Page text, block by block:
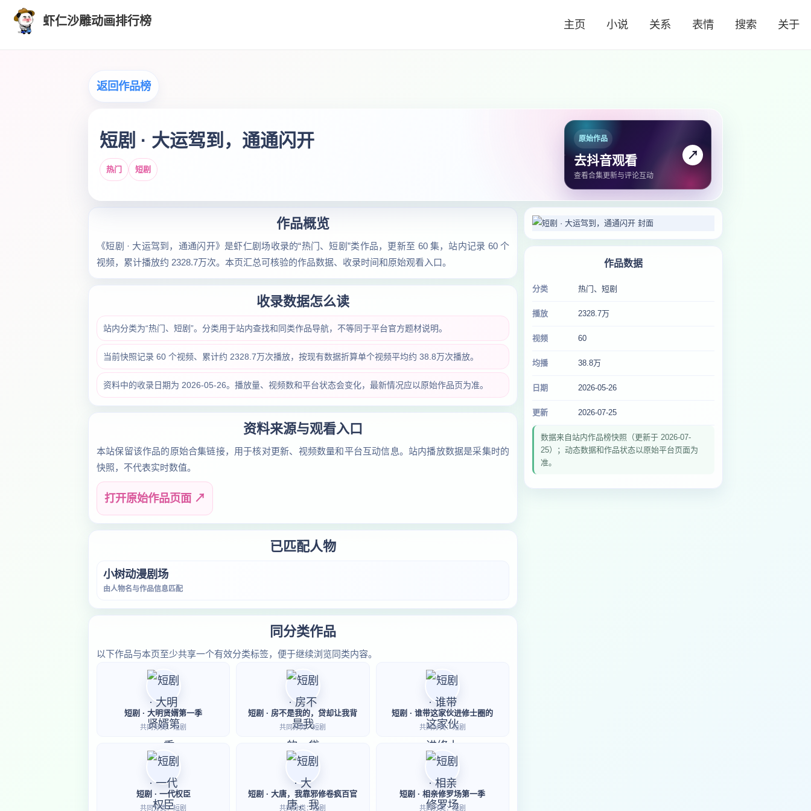
虾仁沙雕动画排行榜 主页 小说 关系 表情 搜索 关于
返回作品榜
短剧 · 大运驾到，通通闪开
热门 短剧
原始作品
去抖音观看
查看合集更新与评论互动
↗
作品概览
《短剧 · 大运驾到，通通闪开》是虾仁剧场收录的“热门、短剧”类作品，更新至 60 集，站内记录 60 个
视频，累计播放约 2328.7万次。本页汇总可核验的作品数据、收录时间和原始观看入口。
收录数据怎么读
站内分类为“热门、短剧”。分类用于站内查找和同类作品导航，不等同于平台官方题材说明。
当前快照记录 60 个视频、累计约 2328.7万次播放，按现有数据折算单个视频平均约 38.8万次播放。
资料中的收录日期为 2026-05-26。播放量、视频数和平台状态会变化，最新情况应以原始作品页为准。
资料来源与观看入口
本站保留该作品的原始合集链接，用于核对更新、视频数量和平台互动信息。站内播放数据是采集时的
快照，不代表实时数值。
打开原始作品页面 ↗
已匹配人物
小树动漫剧场
由人物名与作品信息匹配
同分类作品
以下作品与本页至少共享一个有效分类标签，便于继续浏览同类内容。
短剧 · 大明贤婿第一季
共同分类：短剧
短剧 · 房不是我的，贷却让我背
共同分类：短剧
短剧 · 谁带这家伙进修士圈的
共同分类：短剧
短剧 · 一代权臣
共同分类：短剧
短剧 · 大唐，我靠邪修卷疯百官
共同分类：短剧
短剧 · 相亲修罗场第一季
共同分类：短剧
作品数据
分类 热门、短剧
播放 2328.7万
视频 60
均播 38.8万
日期 2026-05-26
更新 2026-07-25
数据来自站内作品榜快照（更新于 2026-07-
25）；动态数据和作品状态以原始平台页面为
准。